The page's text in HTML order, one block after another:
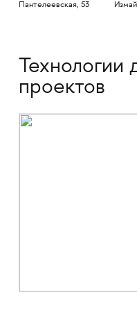
Пантелеевская, 53
Технологии
проектов